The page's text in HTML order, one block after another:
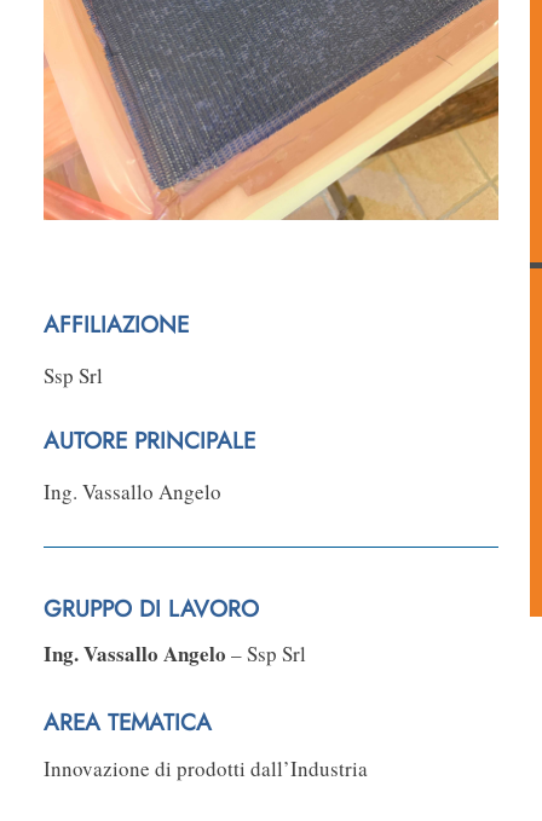
AFFILIAZIONE
Ssp Srl
AUTORE PRINCIPALE
Ing. Vassallo Angelo
GRUPPO DI LAVORO
Ing. Vassallo Angelo – Ssp Srl
AREA TEMATICA
Innovazione di prodotti dall’Industria